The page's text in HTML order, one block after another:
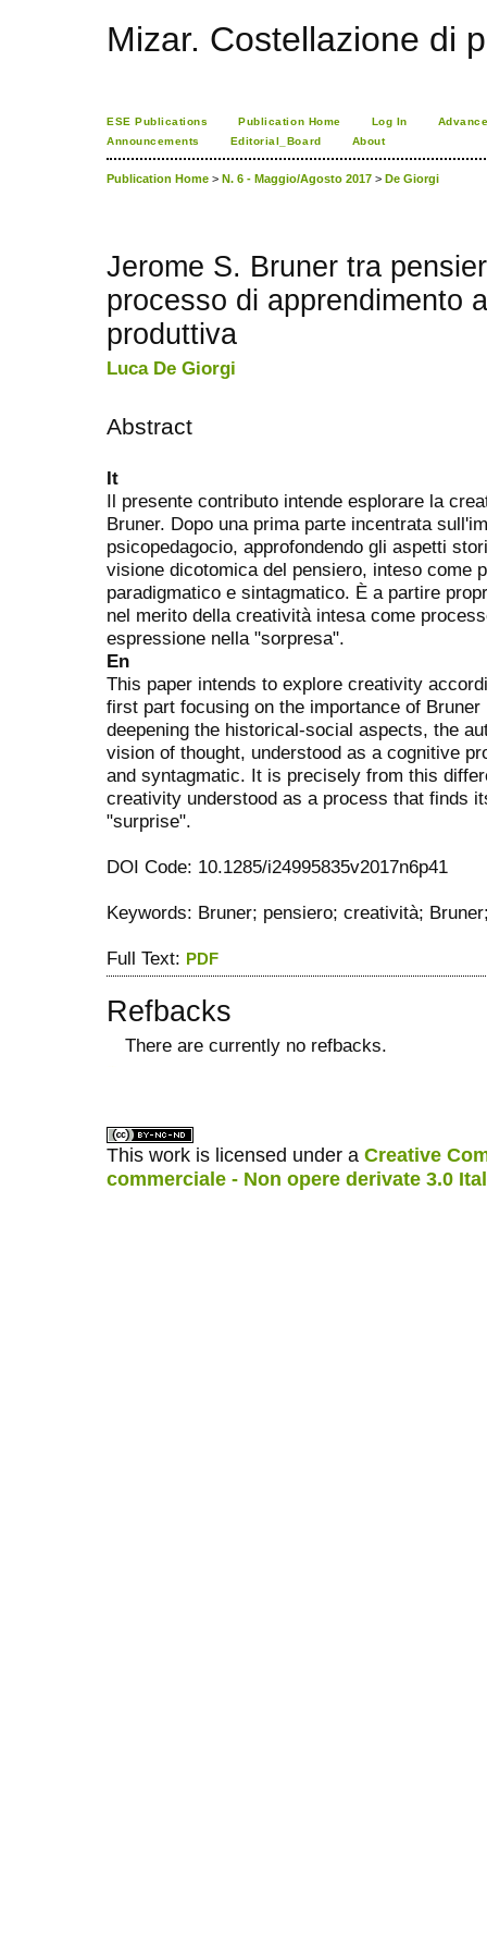
Mizar. Costellazione di
ESE Publications Publication Home Log In
Announcements
Editorial_Board About
Publication Home > N. 6 - Maggio/Agosto 2017 > De Giorgi
Jerome S. Bruner tra
processo di apprendimento
produttiva
Luca De Giorgi
Abstract
It
Il presente contributo intende esplorare la
Bruner. Dopo una prima parte incentrata
psicopedagocio, approfondendo gli aspetti
visione dicotomica del pensiero, inteso come
paradigmatico e sintagmatico. È a partire
nel merito della creatività intesa come
espressione nella "sorpresa".
En
This paper intends to explore creativity
first part focusing on the importance of
deepening the historical-social aspects, the
vision of thought, understood as a cognitive
and syntagmatic. It is precisely from this
creativity understood as a process that finds
"surprise".
DOI Code: 10.1285/i24995835v2017n6p41
Keywords: Bruner; pensiero; creatività;
Full Text: PDF
Refbacks
There are currently no refbacks.
This work is licensed under a Creative
commerciale - Non opere derivate 3.0